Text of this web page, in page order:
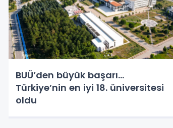
BUÜ’den büyük başarı...
Türkiye’nin en iyi 18. üniversitesi
oldu